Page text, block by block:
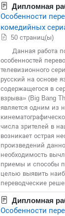
Дипломная
Особенности
комедийных
50 страниц(ы)
Данная работа
особенностей
телевизионного
русский на основе
содержащегося в
взрыва» (Big Bang
является одним из
числа зрителей в
возникает острая
произведений
необходимость
приемы и способы
целью выявить
переводческие
Дипломная
Особенности